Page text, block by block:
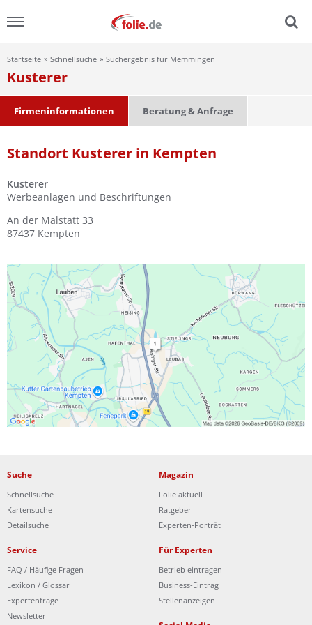
Menu
Home
Video
Ist Ihre Werkstatt schon dabei?
Kostenlos eintragen
Startseite Schnellsuche Suchergebnis für Memmingen
Kusterer
Firmeninformationen Beratung & Anfrage
Standort Kusterer in Kempten
Kusterer
Werbeanlagen und Beschriftungen
An der Malstatt 33
87437 Kempten
Suche
Schnellsuche
Kartensuche
Detailsuche
Magazin
Folie aktuell
Ratgeber
Experten-Porträt
Service
FAQ / Häufige Fragen
Lexikon / Glossar
Expertenfrage
Newsletter
Für Experten
Betrieb eintragen
Business-Eintrag
Stellenanzeigen